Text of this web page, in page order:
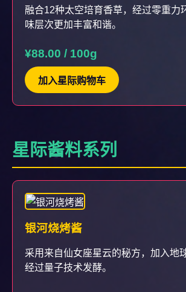
融合12种太空培育香草，经过零重力
味层次更加丰富和谐。
¥88.00 / 100g
加入星际购物车
星际酱料系列
银河烧烤酱
采用来自仙女座星云的秘方，加入地
经过量子技术发酵。